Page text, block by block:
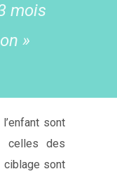
mois
»
sont
celles des
ciblage sont